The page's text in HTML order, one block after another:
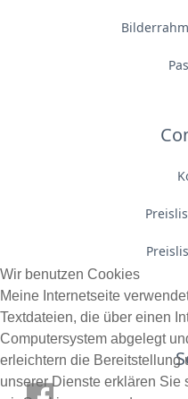
Wir benutzen Cookies
Meine Internetseite
Textdateien, die über einen
Computersystem abgelegt
erleichtern die Bereitstellung
unserer Dienste erklären Sie